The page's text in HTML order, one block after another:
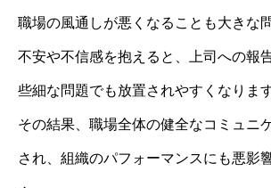
職場の風通しが悪くなることも大きな
不安や不信感を抱えると、上司への報
些細な問題でも放置されやすくなります
その結果、職場全体の健全なコミュニ
され、組織のパフォーマンスにも悪影